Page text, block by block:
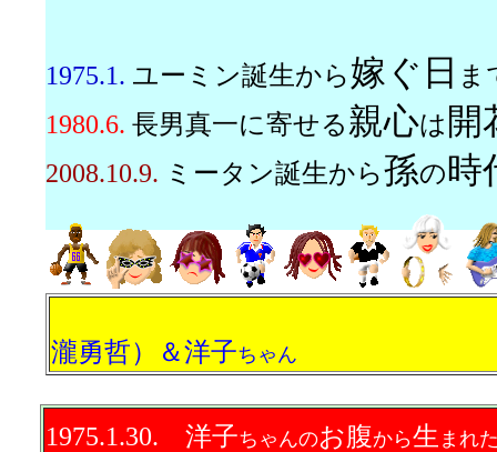
1975.1.30. 洋子ちゃんのお腹から生 まれ
1975.1. ユーミン誕生から嫁ぐ日 ま
1980.6. 長男真一に寄せる親心は 開
2008.10.9. ミータン誕生から孫の時
瀧勇哲）＆洋子ちゃん